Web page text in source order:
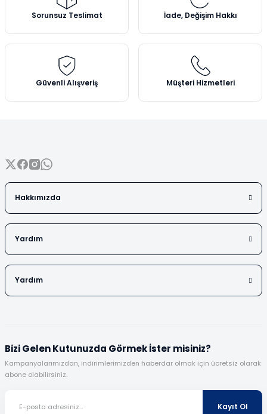
Ürün açıklamasında eksik bilgiler bulunuyor.
Ürün fiyatı diğer sitelerden daha pahalı.
Bu ürüne benzer farklı alternatifler olmalı.
Sorunsuz Teslimat İade, Değişim Hakkı
Güvenli Alışveriş Müşteri Hizmetleri
Hakkımızda
Yardım
Yardım
Bizi Gelen Kutunuzda Görmek İster misiniz?
Kampanyalarımızdan, indirimlerimizden haberdar olmak için ücretsiz olarak
abone olabilirsiniz.
Kayıt Ol